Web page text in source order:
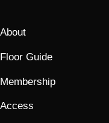
About
Floor Guide
Membership
Access